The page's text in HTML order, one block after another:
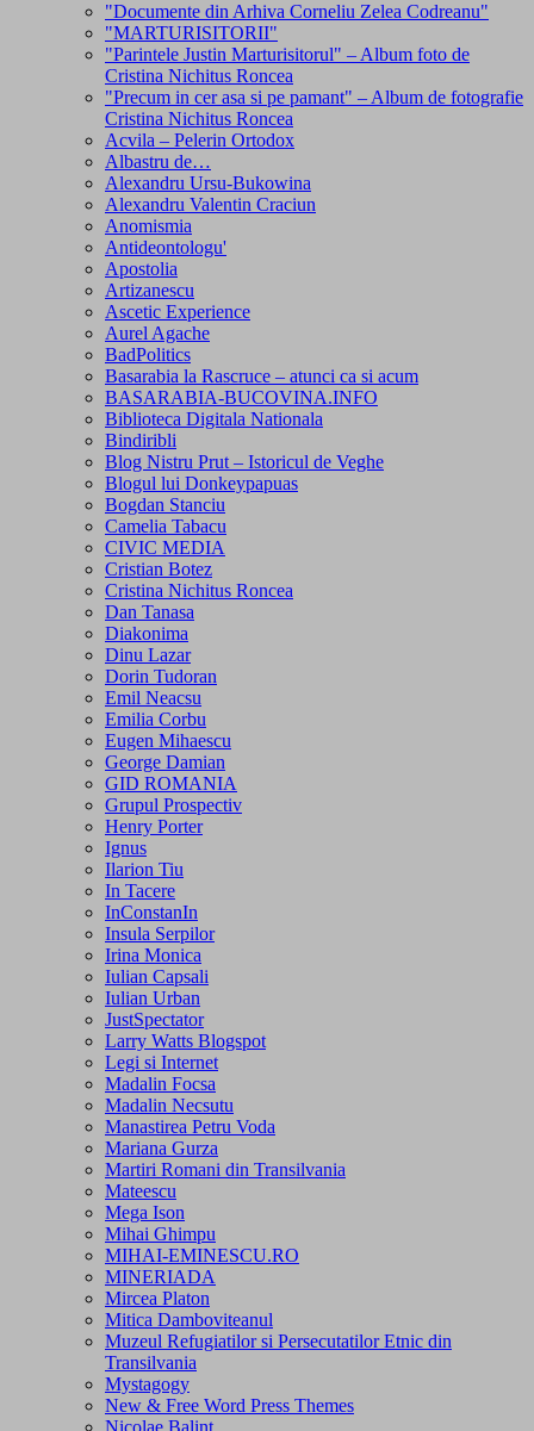
"Documente din Arhiva Corneliu Zelea Codreanu"
"MARTURISITORII"
"Parintele Justin Marturisitorul" – Album foto de
Cristina Nichitus Roncea
"Precum in cer asa si pe pamant" – Album de fotografie
Cristina Nichitus Roncea
Acvila – Pelerin Ortodox
Albastru de…
Alexandru Ursu-Bukowina
Alexandru Valentin Craciun
Anomismia
Antideontologu'
Apostolia
Artizanescu
Ascetic Experience
Aurel Agache
BadPolitics
Basarabia la Rascruce – atunci ca si acum
BASARABIA-BUCOVINA.INFO
Biblioteca Digitala Nationala
Bindiribli
Blog Nistru Prut – Istoricul de Veghe
Blogul lui Donkeypapuas
Bogdan Stanciu
Camelia Tabacu
CIVIC MEDIA
Cristian Botez
Cristina Nichitus Roncea
Dan Tanasa
Diakonima
Dinu Lazar
Dorin Tudoran
Emil Neacsu
Emilia Corbu
Eugen Mihaescu
George Damian
GID ROMANIA
Grupul Prospectiv
Henry Porter
Ignus
Ilarion Tiu
In Tacere
InConstanIn
Insula Serpilor
Irina Monica
Iulian Capsali
Iulian Urban
JustSpectator
Larry Watts Blogspot
Legi si Internet
Madalin Focsa
Madalin Necsutu
Manastirea Petru Voda
Mariana Gurza
Martiri Romani din Transilvania
Mateescu
Mega Ison
Mihai Ghimpu
MIHAI-EMINESCU.RO
MINERIADA
Mircea Platon
Mitica Damboviteanul
Muzeul Refugiatilor si Persecutatilor Etnic din
Transilvania
Mystagogy
New & Free Word Press Themes